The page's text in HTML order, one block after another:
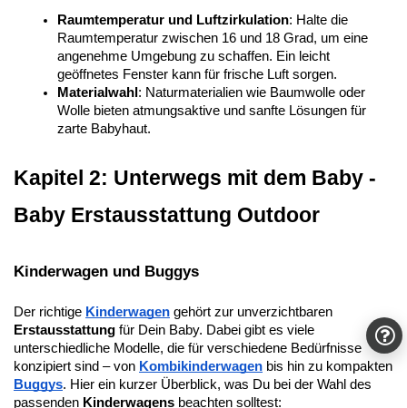
Raumtemperatur und Luftzirkulation: Halte die
Raumtemperatur zwischen 16 und 18 Grad, um eine
angenehme Umgebung zu schaffen. Ein leicht
geöffnetes Fenster kann für frische Luft sorgen.
Materialwahl : Naturmaterialien wie Baumwolle oder
Wolle bieten atmungsaktive und sanfte Lösungen für
zarte Babyhaut.
Kapitel 2: Unterwegs mit dem Baby -
Baby Erstausstattung Outdoor
Kinderwagen und Buggys
Der richtige Kinderwagen
Erstausstattung für Dein Baby. Dabei gibt es viele
unterschiedliche Modelle, die für verschiedene Bedürfnisse
konzipiert sind – von Kombikinderwagen
Buggys. Hier ein kurzer Überblick, was Du bei der Wahl des
passenden Kinderwagens beachten solltest: